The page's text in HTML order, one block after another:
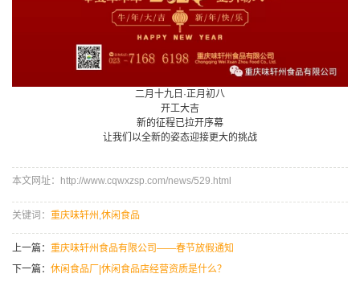
二月十九日·正月初八
开工大吉
新的征程已拉开序幕
让我们以全新的姿态迎接更大的挑战
本文网址：http://www.cqwxzsp.com/news/529.html
关键词： 重庆味轩州 ,休闲食品
上一篇： 重庆味轩州食品有限公司——春节放假通知
下一篇： 休闲食品厂|休闲食品店经营资质是什么？